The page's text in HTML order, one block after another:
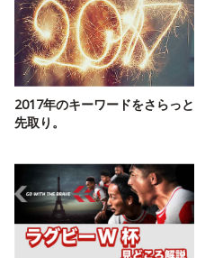
2017年のキーワードをさらっと
先取り。